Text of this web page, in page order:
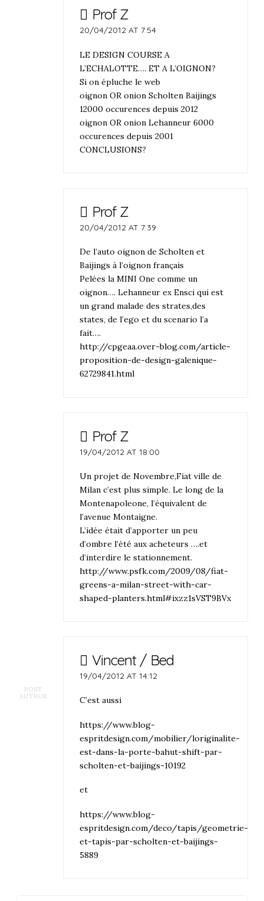
Prof Z
20/04/2012 AT 7:54
LE DESIGN COURSE A
L’ECHALOTTE…. ET A L’OIGNON?
Si on épluche le web
oignon OR onion Scholten Baijings
12000 occurences depuis 2012
oignon OR onion Lehanneur 6000
occurences depuis 2001
CONCLUSIONS?
Prof Z
20/04/2012 AT 7:39
De l’auto oignon de Scholten et
Baijings à l’oignon français
Pelées la MINI One comme un
oignon…. Lehanneur ex Ensci qui est
un grand malade des strates,des
states, de l’ego et du scenario l’a
fait….
http://cpgeaa.over-blog.com/article-
proposition-de-design-galenique-
62729841.html
Prof Z
19/04/2012 AT 18:00
Un projet de Novembre,Fiat ville de
Milan c’est plus simple. Le long de la
Montenapoleone, l’équivalent de
l’avenue Montaigne.
L’idée était d’apporter un peu
d’ombre l’été aux acheteurs ….et
d’interdire le stationnement.
http://www.psfk.com/2009/08/fiat-
greens-a-milan-street-with-car-
shaped-planters.html#ixzz1sVST9BVx
POST
AUTHOR
Vincent / Bed
19/04/2012 AT 14:12
C’est aussi
https://www.blog-
espritdesign.com/mobilier/loriginalite-
est-dans-la-porte-bahut-shift-par-
scholten-et-baijings-10192
et
https://www.blog-
espritdesign.com/deco/tapis/geometrie-
et-tapis-par-scholten-et-baijings-
5889